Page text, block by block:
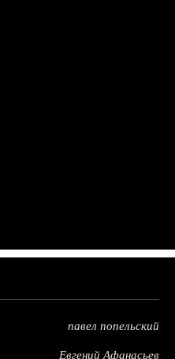
павел попельский
Евгений Афанасьев